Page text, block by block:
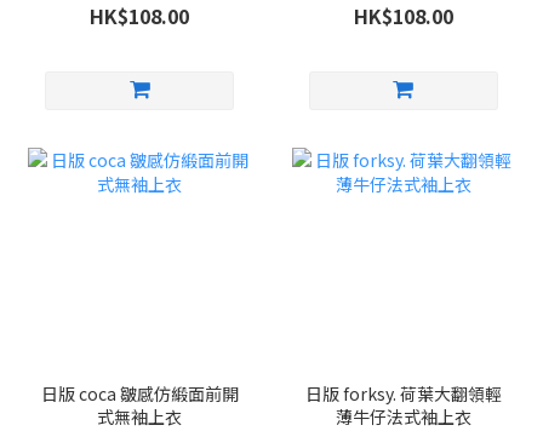
HK$108.00 HK$108.00
日版 coca 皺感仿緞面前開
式無袖上衣
日版 forksy. 荷葉大翻領輕
薄牛仔法式袖上衣